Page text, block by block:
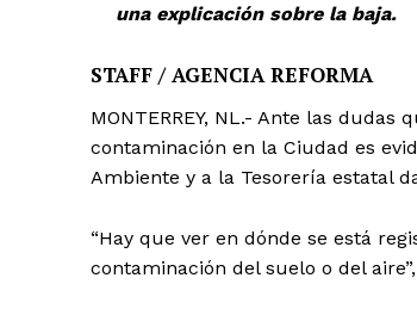
una explicación sobre la baja.
STAFF / AGENCIA REFORMA
MONTERREY, NL.- Ante las
contaminación en la Ciudad es
Ambiente y a la Tesorería estatal
“Hay que ver en dónde se está
contaminación del suelo o del